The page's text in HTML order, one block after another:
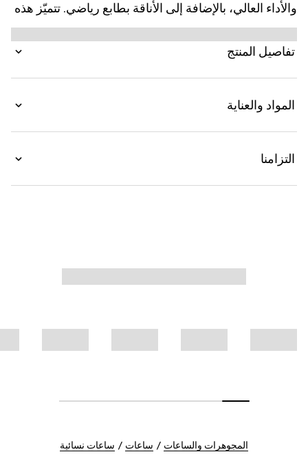
والأداء العالي، بالإضافة إلى الأناقة بطابع رياضي. تتميّز هذه
الساعة بسوار من المطاط باللون الأبيض وإطار من
السيراميك وبلمسات نهائية باللون الذهبي الزهري مع
قرص باللون الأبيض.
تفاصيل المنتج
المواد والعناية
التزامنا
المجوهرات والساعات ساعات ساعات نسائية